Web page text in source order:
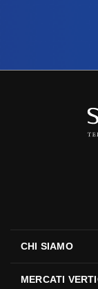
CHI SIAMO
MERCATI